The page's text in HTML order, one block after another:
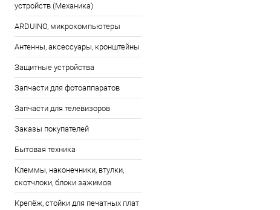
устройств (Механика)
ARDUINO, микрокомпьютеры
Антенны, аксессуары, кронштейны
Защитные устройства
Запчасти для фотоаппаратов
Запчасти для телевизоров
Заказы покупателей
Бытовая техника
Клеммы, наконечники, втулки,
скотчлоки, блоки зажимов
Крепёж, стойки для печатных плат